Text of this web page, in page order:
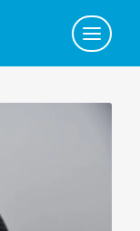
Click
to
view